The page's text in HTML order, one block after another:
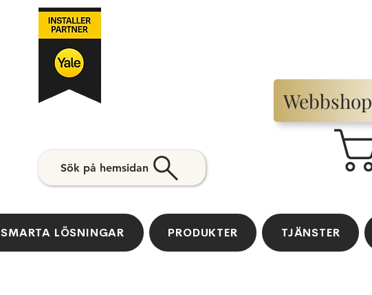
Sök på hemsidan
Webbshop
SMARTA LÖSNINGAR PRODUKTER TJÄNSTER